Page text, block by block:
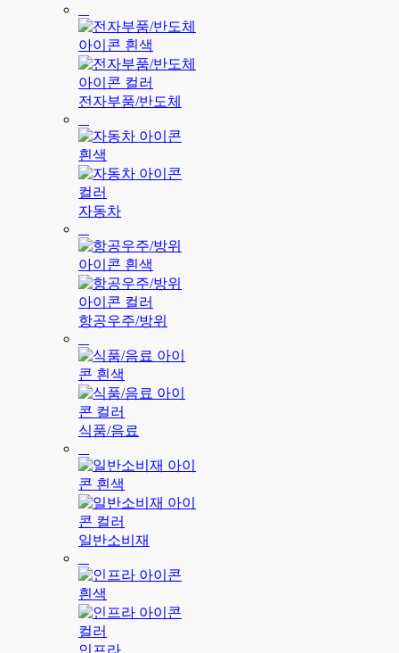
전자부품/반도체
자동차
항공우주/방위
식품/음료
일반소비재
인프라